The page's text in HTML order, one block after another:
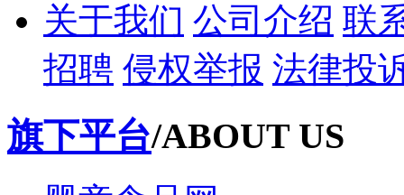
关于我们 公司介绍 联
招聘 侵权举报 法律投
旗下平台/ABOUT US